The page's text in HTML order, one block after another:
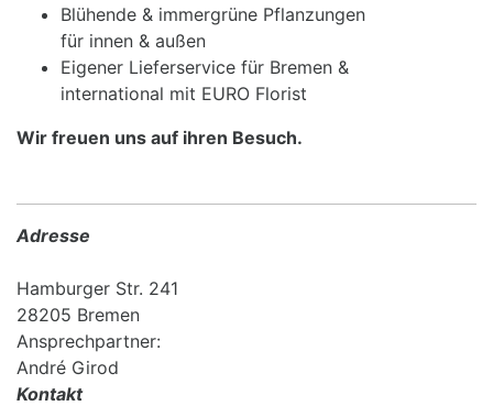
Blühende & immergrüne Pflanzungen
für innen & außen
Eigener Lieferservice für Bremen &
international mit EURO Florist
Wir freuen uns auf ihren Besuch.
Adresse
Hamburger Str. 241
28205 Bremen
Ansprechpartner:
André Girod
Kontakt